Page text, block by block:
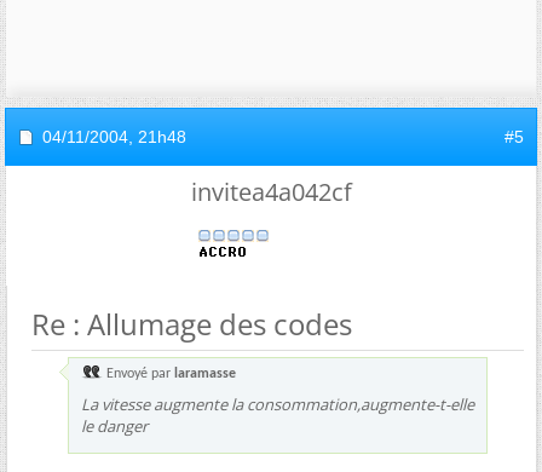
04/11/2004, 21h48 #5
invitea4a042cf
Re : Allumage des codes
Envoyé par laramasse
La vitesse augmente la consommation,augmente-t-elle
le danger